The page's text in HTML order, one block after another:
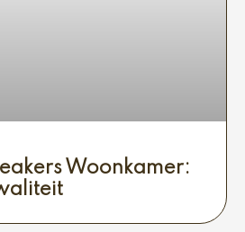
Woonkamer: